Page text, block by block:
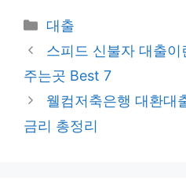
카
테
리
대출
스피드 신불자 대출
주는곳 Best 7
웰컴저축은행 대환대
금리 총정리